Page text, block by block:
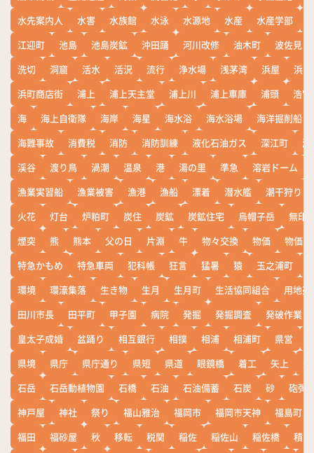
水先案内人
水害 水族館 水泳 水源地 水産 水産学部
江迎町
池島 池島炭鉱 沖田踊 河川改修 油木町
波佐見
洗切
洞窟 活水 活況 流行 浄水場 浅茅湾 浜屋
浜
浜町商店街
浦上 浦上天主堂 浦上川 浦上車庫 浦頭
浩宮
海
海上自衛隊 海岸 海星 海水浴 海水浴場
海洋掘削船
海難事故
消費税 消防 消防訓練 液化石油ガス 深江町
淵
渓谷
渡り鳥 渦潮 温泉 港 湯の里 準急 溶岩ドーム
漁業実習船
漁業被害 漁港 漁船 漂着 潜水艦
潮干狩り
火花
灯台 炉粕町 炭住 炭鉱 炭鉱住宅 烏帽子岳
無印
煙突
熊 熊本 父の日 片淵 牛 物々交換 物価
物価高
特急かもめ
特急車両 犯科帳 狂言 猛暑 猿 玉之浦町
環境
環濠集落 生き物 生月 生月町 生活協同組合
用地売
田川市長
田平町 甲子園 病院 発掘 発掘調査
発破作業
皇太子成婚
盆踊り 相互銀行 相撲 相浦 相浦町 県営
県境
県庁 県庁通り 県短 県道 眼鏡橋 着工 矢上
石岳
石岳動植物園 石橋 石油 石油備蓄 石炭 砂
砲弾
神戸屋
神社 祭り 福山雅治 福岡市 福岡市天神
福島町
福田
福砂屋 秋 移転 税関 稲佐 稲佐山 稲佐橋
積雪